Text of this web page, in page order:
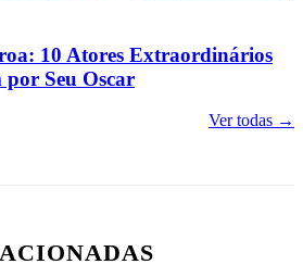
10 Atores Extraordinários
Seu Oscar
Ver todas →